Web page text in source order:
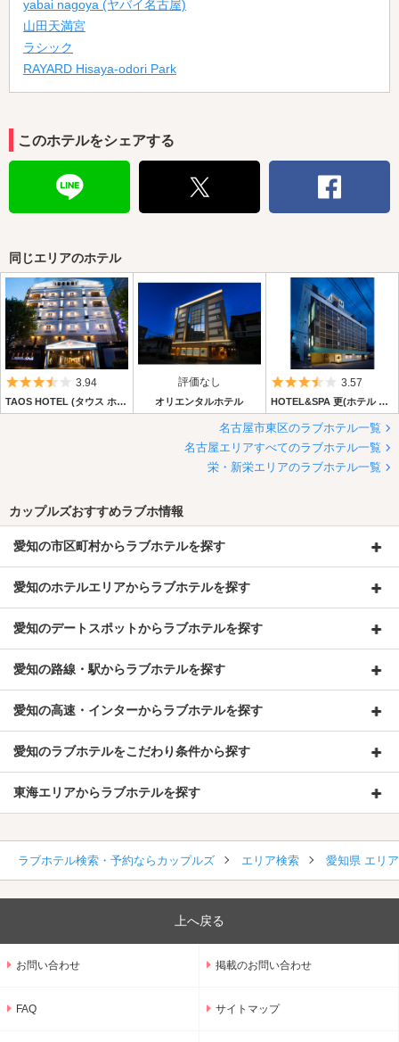
yabai nagoya (ヤバイ名古屋)
山田天満宮
ラシック
RAYARD Hisaya-odori Park
このホテルをシェアする
同じエリアのホテル
5つ星のうち3.5
3.94
TAOS HOTEL (タウス ホテル)
評価なし
オリエンタルホテル
5つ星のうち
3.57
HOTEL&SPA 更(ホテル アンド スパ 更)
名古屋市東区のラブホテル一覧
名古屋エリアすべてのラブホテル一覧
栄・新栄エリアのラブホテル一覧
カップルズおすすめラブホ情報
愛知の市区町村からラブホテルを探す
愛知のホテルエリアからラブホテルを探す
愛知のデートスポットからラブホテルを探す
愛知の路線・駅からラブホテルを探す
愛知の高速・インターからラブホテルを探す
愛知のラブホテルをこだわり条件から探す
東海エリアからラブホテルを探す
ラブホテル検索・予約ならカップルズ エリア検索 愛知県 エリ
上へ戻る
お問い合わせ 掲載のお問い合わせ
FAQ サイトマップ